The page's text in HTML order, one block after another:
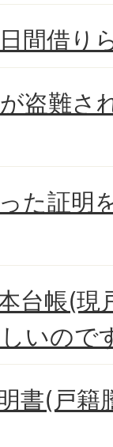
間借り
盗難さ
た証明
台帳(現
いので
書(戸